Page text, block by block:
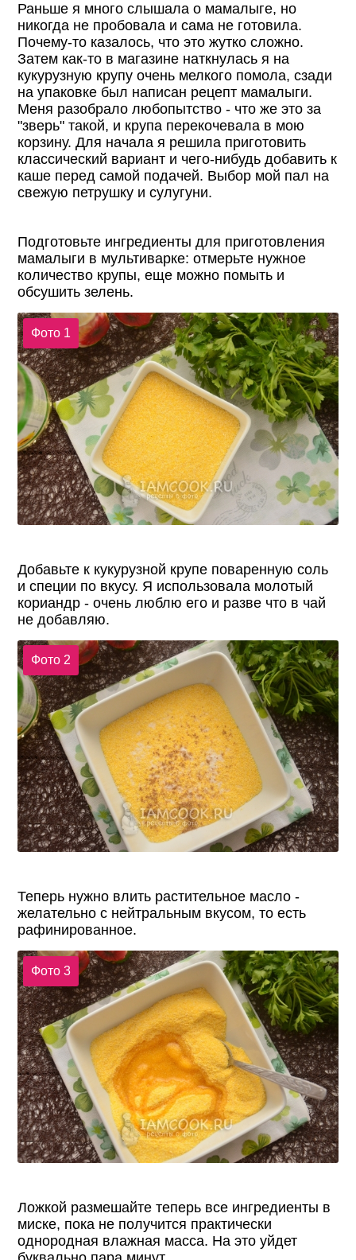
Раньше я много слышала о мамалыге, но
никогда не пробовала и сама не готовила.
Почему-то казалось, что это жутко сложно.
Затем как-то в магазине наткнулась я на
кукурузную крупу очень мелкого помола, сзади
на упаковке был написан рецепт мамалыги.
Меня разобрало любопытство - что же это за
"зверь" такой, и крупа перекочевала в мою
корзину. Для начала я решила приготовить
классический вариант и чего-нибудь добавить к
каше перед самой подачей. Выбор мой пал на
свежую петрушку и сулугуни.
Подготовьте ингредиенты для приготовления
мамалыги в мультиварке: отмерьте нужное
количество крупы, еще можно помыть и
обсушить зелень.
Фото 1
Добавьте к кукурузной крупе поваренную соль
и специи по вкусу. Я использовала молотый
кориандр - очень люблю его и разве что в чай
не добавляю.
Фото 2
Теперь нужно влить растительное масло -
желательно с нейтральным вкусом, то есть
рафинированное.
Фото 3
Ложкой размешайте теперь все ингредиенты в
миске, пока не получится практически
однородная влажная масса. На это уйдет